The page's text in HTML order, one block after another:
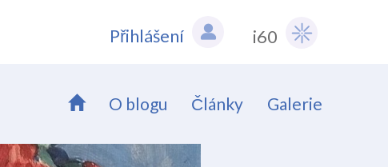
i60
Přihlášení
O blogu Články Galerie